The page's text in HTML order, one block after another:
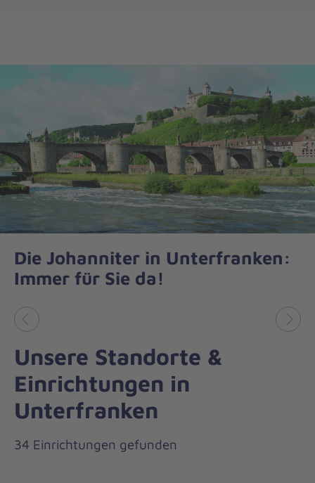
Die Johanniter in Unterfranken:
Immer für Sie da!
Vorheriges
Unsere Standorte &
Einrichtungen in
Unterfranken
34 Einrichtungen gefunden